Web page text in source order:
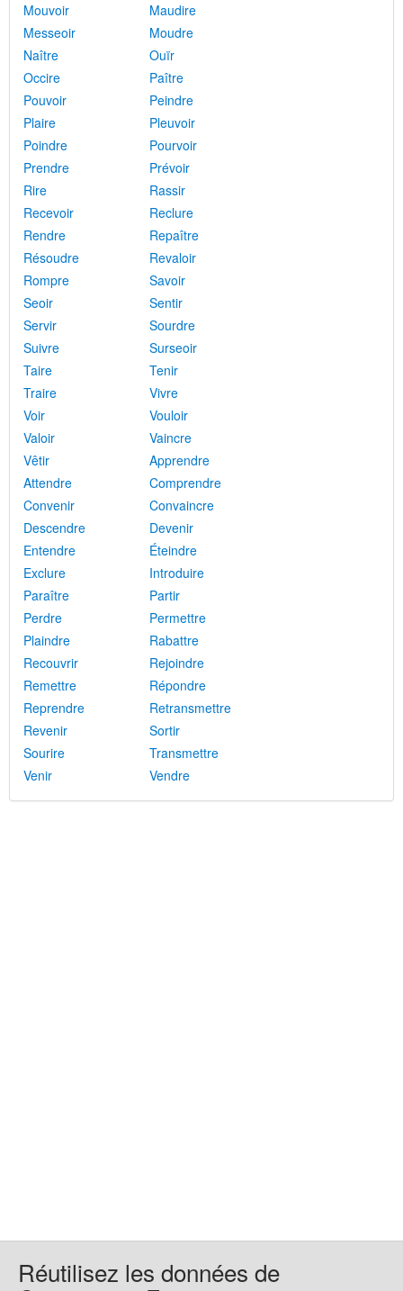
Mouvoir
Maudire
Messeoir
Moudre
Naître
Ouïr
Occire
Paître
Pouvoir
Peindre
Plaire
Pleuvoir
Poindre
Pourvoir
Prendre
Prévoir
Rire
Rassir
Recevoir
Reclure
Rendre
Repaître
Résoudre
Revaloir
Rompre
Savoir
Seoir
Sentir
Servir
Sourdre
Suivre
Surseoir
Taire
Tenir
Traire
Vivre
Voir
Vouloir
Valoir
Vaincre
Vêtir
Apprendre
Attendre
Comprendre
Convenir
Convaincre
Descendre
Devenir
Entendre
Éteindre
Exclure
Introduire
Paraître
Partir
Perdre
Permettre
Plaindre
Rabattre
Recouvrir
Rejoindre
Remettre
Répondre
Reprendre
Retransmettre
Revenir
Sortir
Sourire
Transmettre
Venir
Vendre
Réutilisez les données de